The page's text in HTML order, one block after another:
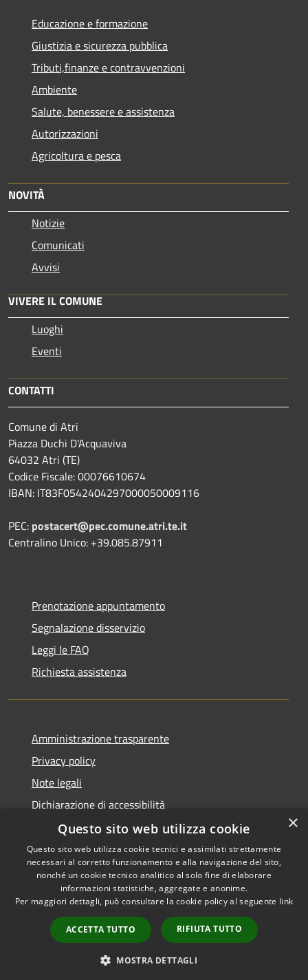
Educazione e formazione
Giustizia e sicurezza pubblica
Tributi,finanze e contravvenzioni
Ambiente
Salute, benessere e assistenza
Autorizzazioni
Agricoltura e pesca
NOVITÀ
Notizie
Comunicati
Avvisi
VIVERE IL COMUNE
Luoghi
Eventi
CONTATTI
Comune di Atri
Piazza Duchi D'Acquaviva
64032 Atri (TE)
Codice Fiscale: 00076610674
IBAN: IT83F0542404297000050009116
PEC: postacert@pec.comune.atri.te.it
Centralino Unico: +39.085.87911
Prenotazione appuntamento
Segnalazione disservizio
Leggi le FAQ
Richiesta assistenza
Amministrazione trasparente
Privacy policy
Note legali
Dichiarazione di accessibilità
Accessibilità
Privacy
Mappa del sito
Copyright © 2026 • Comune di
Atri • Powered by
Municipium•Accesso
redazione
×
Questo sito web utilizza cookie
Questo sito web utilizza cookie tecnici e assimilati strettamente
necessari al corretto funzionamento e alla navigazione del sito,
nonché un cookie tecnico analitico al solo fine di elaborare
informazioni statistiche, aggregate e anonime.
Per maggiori dettagli, può consultare la cookie policy al seguente link
ACCETTA TUTTO RIFIUTA TUTTO
MOSTRA DETTAGLI